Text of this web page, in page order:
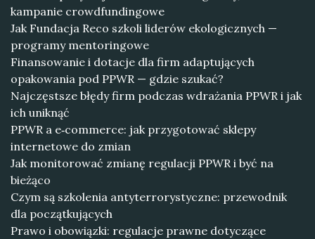
kampanie crowdfundingowe
Jak Fundacja Reco szkoli liderów ekologicznych —
programy mentoringowe
Finansowanie i dotacje dla firm adaptujących
opakowania pod PPWR — gdzie szukać?
Najczęstsze błędy firm podczas wdrażania PPWR i jak
ich uniknąć
PPWR a e‑commerce: jak przygotować sklepy
internetowe do zmian
Jak monitorować zmianę regulacji PPWR i być na
bieżąco
Czym są szkolenia antyterrorystyczne: przewodnik
dla początkujących
Prawo i obowiązki: regulacje prawne dotyczące